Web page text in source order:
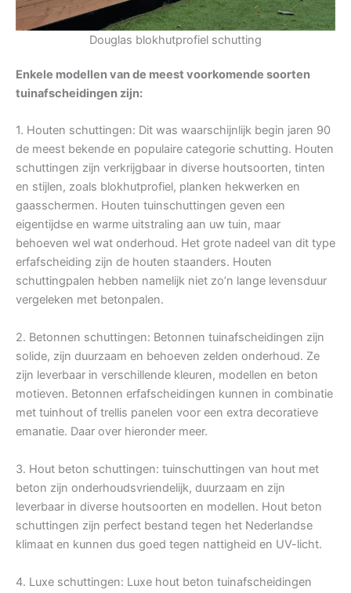
Douglas blokhutprofiel schutting
Enkele modellen van de meest voorkomende soorten
tuinafscheidingen zijn:
1. Houten schuttingen: Dit was waarschijnlijk begin jaren 90
de meest bekende en populaire categorie schutting. Houten
schuttingen zijn verkrijgbaar in diverse houtsoorten, tinten
en stijlen, zoals blokhutprofiel, planken hekwerken en
gaasschermen. Houten tuinschuttingen geven een
eigentijdse en warme uitstraling aan uw tuin, maar
behoeven wel wat onderhoud. Het grote nadeel van dit type
erfafscheiding zijn de houten staanders. Houten
schuttingpalen hebben namelijk niet zo’n lange levensduur
vergeleken met betonpalen.
2. Betonnen schuttingen: Betonnen tuinafscheidingen zijn
solide, zijn duurzaam en behoeven zelden onderhoud. Ze
zijn leverbaar in verschillende kleuren, modellen en beton
motieven. Betonnen erfafscheidingen kunnen in combinatie
met tuinhout of trellis panelen voor een extra decoratieve
emanatie. Daar over hieronder meer.
3. Hout beton schuttingen: tuinschuttingen van hout met
beton zijn onderhoudsvriendelijk, duurzaam en zijn
leverbaar in diverse houtsoorten en modellen. Hout beton
schuttingen zijn perfect bestand tegen het Nederlandse
klimaat en kunnen dus goed tegen nattigheid en UV-licht.
4. Luxe schuttingen: Luxe hout beton tuinafscheidingen